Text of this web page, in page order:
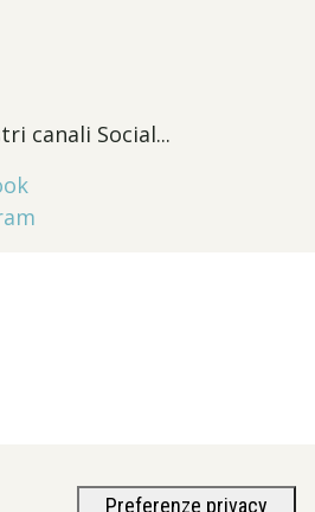
canali Social...